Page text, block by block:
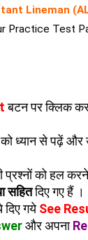
Lineman
Practice Test
बटन पर क्लिक
ध्यान से पढ़ें
प्रश्नों को हल
सहितदिए गए हैं ।
दिए गयेSee
और अपना